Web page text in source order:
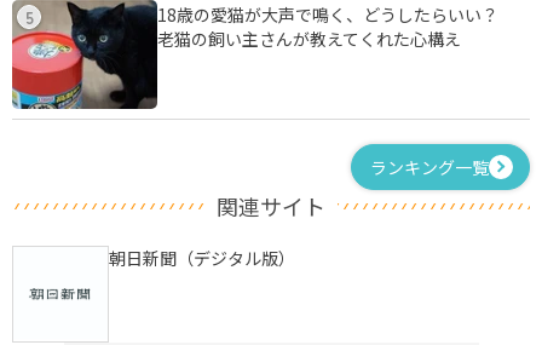
5
18歳の愛猫が大声で鳴く、どうしたらいい？
老猫の飼い主さんが教えてくれた心構え
ランキング一覧
関連サイト
朝日新聞（デジタル版）